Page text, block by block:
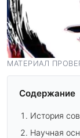
МАТЕРИАЛ
Содержание
История
Научная